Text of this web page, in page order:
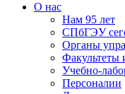
О нас
Нам 95 лет
СПбГЭУ
Органы
Факультеты
Учебно-
Персоналии